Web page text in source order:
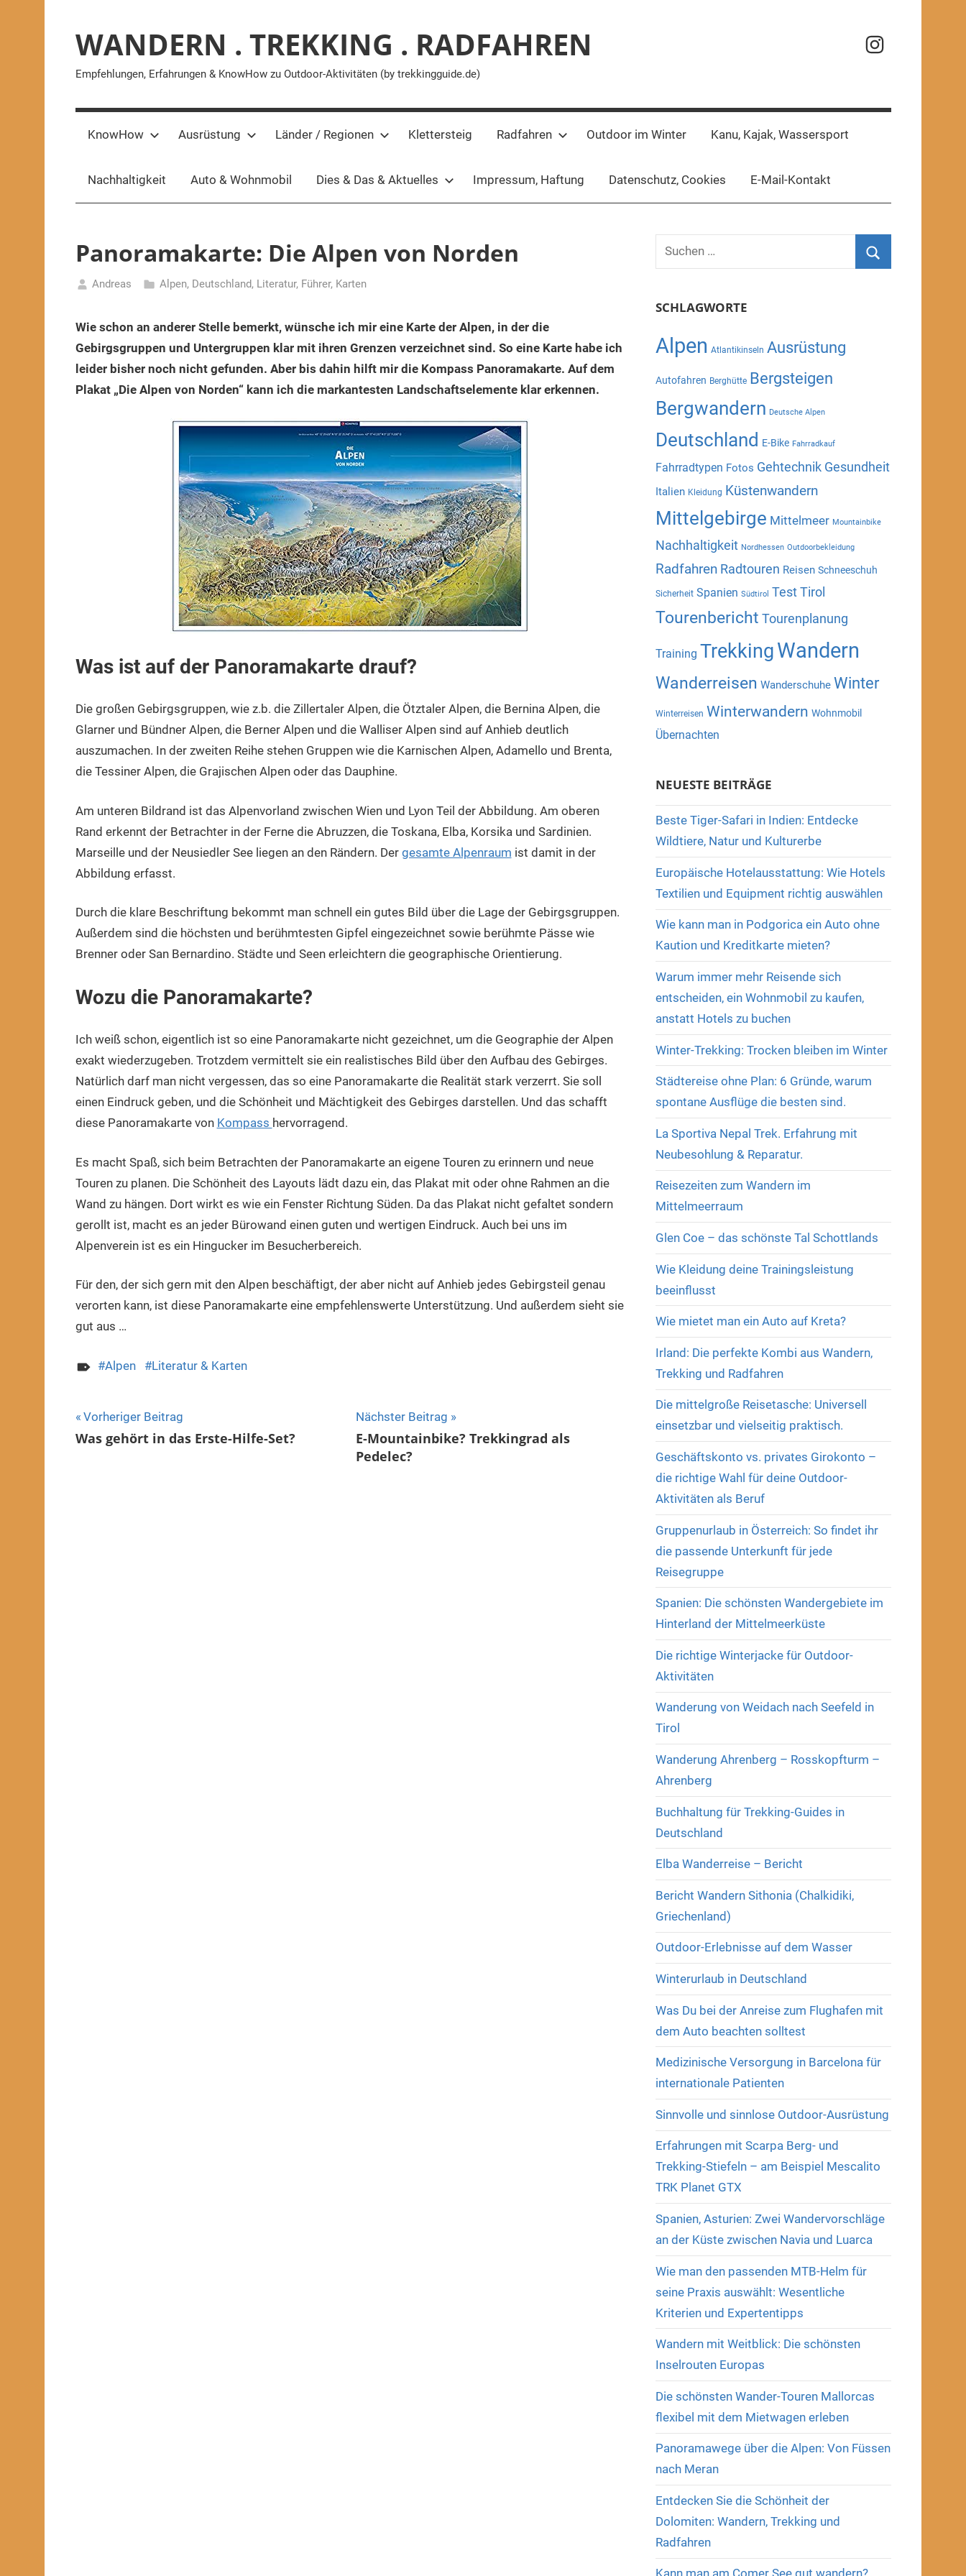
WANDERN . TREKKING . RADFAHREN
Empfehlungen, Erfahrungen & KnowHow zu Outdoor-Aktivitäten (by trekkingguide.de)
Reisefotos
KnowHow Ausrüstung Länder / Regionen Klettersteig Radfahren Outdoor im Winter Kanu, Kajak, Wassersport
Nachhaltigkeit Auto & Wohnmobil Dies & Das & Aktuelles Impressum, Haftung Datenschutz, Cookies E-Mail-Kontakt
Panoramakarte: Die Alpen von Norden
Mai
2020
Andreas Alpen, Deutschland, Literatur, Führer, Karten
Wie schon an anderer Stelle bemerkt, wünsche ich mir eine Karte der Alpen, in der die
Gebirgsgruppen und Untergruppen klar mit ihren Grenzen verzeichnet sind. So eine Karte habe ich
leider bisher noch nicht gefunden. Aber bis dahin hilft mir die Kompass Panoramakarte. Auf dem
Plakat „Die Alpen von Norden“ kann ich die markantesten Landschaftselemente klar erkennen.
Was ist auf der Panoramakarte drauf?
Die großen Gebirgsgruppen, wie z.b. die Zillertaler Alpen, die Ötztaler Alpen, die Bernina Alpen, die
Glarner und Bündner Alpen, die Berner Alpen und die Walliser Alpen sind auf Anhieb deutlich
auszumachen. In der zweiten Reihe stehen Gruppen wie die Karnischen Alpen, Adamello und Brenta,
die Tessiner Alpen, die Grajischen Alpen oder das Dauphine.
Am unteren Bildrand ist das Alpenvorland zwischen Wien und Lyon Teil der Abbildung. Am oberen
Rand erkennt der Betrachter in der Ferne die Abruzzen, die Toskana, Elba, Korsika und Sardinien.
Marseille und der Neusiedler See liegen an den Rändern. Der gesamte Alpenraum ist damit in der
Abbildung erfasst.
Durch die klare Beschriftung bekommt man schnell ein gutes Bild über die Lage der Gebirgsgruppen.
Außerdem sind die höchsten und berühmtesten Gipfel eingezeichnet sowie berühmte Pässe wie
Brenner oder San Bernardino. Städte und Seen erleichtern die geographische Orientierung.
Wozu die Panoramakarte?
Ich weiß schon, eigentlich ist so eine Panoramakarte nicht gezeichnet, um die Geographie der Alpen
exakt wiederzugeben. Trotzdem vermittelt sie ein realistisches Bild über den Aufbau des Gebirges.
Natürlich darf man nicht vergessen, das so eine Panoramakarte die Realität stark verzerrt. Sie soll
einen Eindruck geben, und die Schönheit und Mächtigkeit des Gebirges darstellen. Und das schafft
diese Panoramakarte von Kompass hervorragend.
Es macht Spaß, sich beim Betrachten der Panoramakarte an eigene Touren zu erinnern und neue
Touren zu planen. Die Schönheit des Layouts lädt dazu ein, das Plakat mit oder ohne Rahmen an die
Wand zu hängen. Dort wirkt es wie ein Fenster Richtung Süden. Da das Plakat nicht gefaltet sondern
gerollt ist, macht es an jeder Bürowand einen guten und wertigen Eindruck. Auch bei uns im
Alpenverein ist es ein Hingucker im Besucherbereich.
Für den, der sich gern mit den Alpen beschäftigt, der aber nicht auf Anhieb jedes Gebirgsteil genau
verorten kann, ist diese Panoramakarte eine empfehlenswerte Unterstützung. Und außerdem sieht sie
gut aus …
Alpen Literatur & Karten
Beitragsnavigation
Vorheriger Beitrag
Was gehört in das Erste-Hilfe-Set?
Nächster Beitrag
E-Mountainbike? Trekkingrad als
Pedelec?
Suchen
SCHLAGWORTE
Alpen Atlantikinseln Ausrüstung
Autofahren Berghütte Bergsteigen
Bergwandern Deutsche Alpen
Deutschland E-Bike Fahrradkauf
Fahrradtypen Fotos Gehtechnik Gesundheit
Italien Kleidung Küstenwandern
Mittelgebirge Mittelmeer Mountainbike
Nachhaltigkeit Nordhessen Outdoorbekleidung
Radfahren Radtouren Reisen Schneeschuh
Sicherheit Spanien Südtirol TestTirol
Tourenbericht Tourenplanung
Training TrekkingWandern
Wanderreisen Wanderschuhe Winter
Winterreisen Winterwandern Wohnmobil
Übernachten
NEUESTE BEITRÄGE
Beste Tiger-Safari in Indien: Entdecke
Wildtiere, Natur und Kulturerbe
Europäische Hotelausstattung: Wie Hotels
Textilien und Equipment richtig auswählen
Wie kann man in Podgorica ein Auto ohne
Kaution und Kreditkarte mieten?
Warum immer mehr Reisende sich
entscheiden, ein Wohnmobil zu kaufen,
anstatt Hotels zu buchen
Winter-Trekking: Trocken bleiben im Winter
Städtereise ohne Plan: 6 Gründe, warum
spontane Ausflüge die besten sind.
La Sportiva Nepal Trek. Erfahrung mit
Neubesohlung & Reparatur.
Reisezeiten zum Wandern im
Mittelmeerraum
Glen Coe – das schönste Tal Schottlands
Wie Kleidung deine Trainingsleistung
beeinflusst
Wie mietet man ein Auto auf Kreta?
Irland: Die perfekte Kombi aus Wandern,
Trekking und Radfahren
Die mittelgroße Reisetasche: Universell
einsetzbar und vielseitig praktisch.
Geschäftskonto vs. privates Girokonto –
die richtige Wahl für deine Outdoor-
Aktivitäten als Beruf
Gruppenurlaub in Österreich: So findet ihr
die passende Unterkunft für jede
Reisegruppe
Spanien: Die schönsten Wandergebiete im
Hinterland der Mittelmeerküste
Die richtige Winterjacke für Outdoor-
Aktivitäten
Wanderung von Weidach nach Seefeld in
Tirol
Wanderung Ahrenberg – Rosskopfturm –
Ahrenberg
Buchhaltung für Trekking-Guides in
Deutschland
Elba Wanderreise – Bericht
Bericht Wandern Sithonia (Chalkidiki,
Griechenland)
Outdoor-Erlebnisse auf dem Wasser
Winterurlaub in Deutschland
Was Du bei der Anreise zum Flughafen mit
dem Auto beachten solltest
Medizinische Versorgung in Barcelona für
internationale Patienten
Sinnvolle und sinnlose Outdoor-Ausrüstung
Erfahrungen mit Scarpa Berg- und
Trekking-Stiefeln – am Beispiel Mescalito
TRK Planet GTX
Spanien, Asturien: Zwei Wandervorschläge
an der Küste zwischen Navia und Luarca
Wie man den passenden MTB-Helm für
seine Praxis auswählt: Wesentliche
Kriterien und Expertentipps
Wandern mit Weitblick: Die schönsten
Inselrouten Europas
Die schönsten Wander-Touren Mallorcas
flexibel mit dem Mietwagen erleben
Panoramawege über die Alpen: Von Füssen
nach Meran
Entdecken Sie die Schönheit der
Dolomiten: Wandern, Trekking und
Radfahren